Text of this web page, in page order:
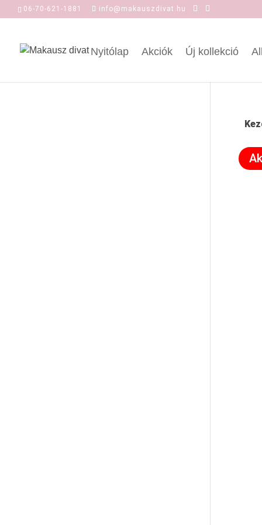
06-70-621-1881 info@makauszdivat.hu
Nyitólap Akciók Új kollekció